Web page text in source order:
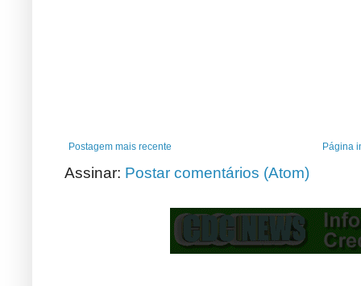
Postagem mais recente Página
Assinar: Postar comentários (Atom)